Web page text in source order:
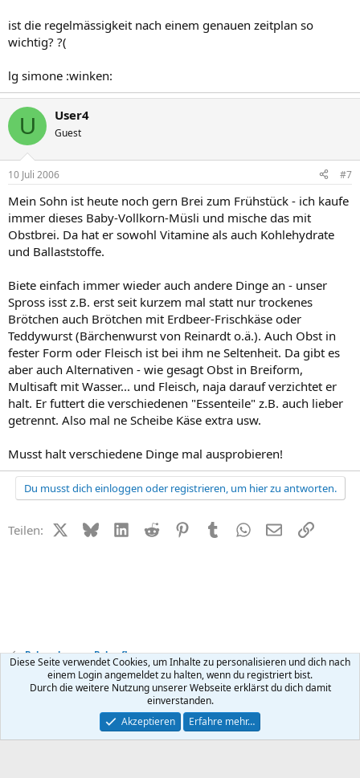
ist die regelmässigkeit nach einem genauen zeitplan so
wichtig? ?(
lg simone :winken:
U User4
Guest
10 Juli 2006 #7
Mein Sohn ist heute noch gern Brei zum Frühstück - ich kaufe
immer dieses Baby-Vollkorn-Müsli und mische das mit
Obstbrei. Da hat er sowohl Vitamine als auch Kohlehydrate
und Ballaststoffe.
Biete einfach immer wieder auch andere Dinge an - unser
Spross isst z.B. erst seit kurzem mal statt nur trockenes
Brötchen auch Brötchen mit Erdbeer-Frischkäse oder
Teddywurst (Bärchenwurst von Reinardt o.ä.). Auch Obst in
fester Form oder Fleisch ist bei ihm ne Seltenheit. Da gibt es
aber auch Alternativen - wie gesagt Obst in Breiform,
Multisaft mit Wasser... und Fleisch, naja darauf verzichtet er
halt. Er futtert die verschiedenen "Essenteile" z.B. auch lieber
getrennt. Also mal ne Scheibe Käse extra usw.
Musst halt verschiedene Dinge mal ausprobieren!
Du musst dich einloggen oder registrieren, um hier zu antworten.
Teilen: X (Twitter)
BlueskyLinkedIn
Reddit PinterestTumblr WhatsApp
E-MailLink
Babynahrung + Babypflege
Kontakt Nutzungsbedingungen Datenschutz Hilfe
R
Community platform by XenForo ® © 2010-2026 XenForo Ltd.
Diese Seite verwendet Cookies, um Inhalte zu personalisieren und dich nach
einem Login angemeldet zu halten, wenn du registriert bist.
Durch die weitere Nutzung unserer Webseite erklärst du dich damit
einverstanden.
Akzeptieren
Erfahre mehr…